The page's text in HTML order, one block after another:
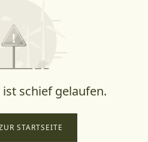
schief gelaufen.
STARTSEITE